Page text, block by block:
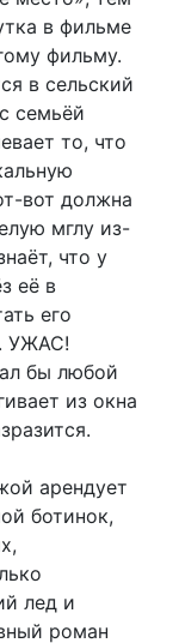
в фильме
фильму.
в сельский
семьёй
то, что
вот должна
мглу из-
что у
её в
его
УЖАС!
бы любой
из окна
арендует
ботинок,
лед и
роман